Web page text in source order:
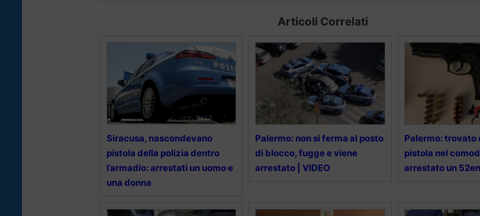
Articoli Correlati
Siracusa, nascondevano
pistola della polizia dentro
l’armadio: arrestati un uomo e
una donna
Palermo: non si ferma al posto
di blocco, fugge e viene
arrestato | VIDEO
Palermo: trovato
pistola nel
arrestato un